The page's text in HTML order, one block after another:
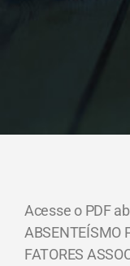
Acesse o PDF
ABSENTEÍSMO
FATORES